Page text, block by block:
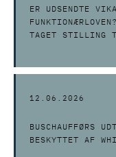
ER UDSENDTE
TAGET STILLING
12.06.2026
BUSCHAUFFØRS
BESKYTTET AF